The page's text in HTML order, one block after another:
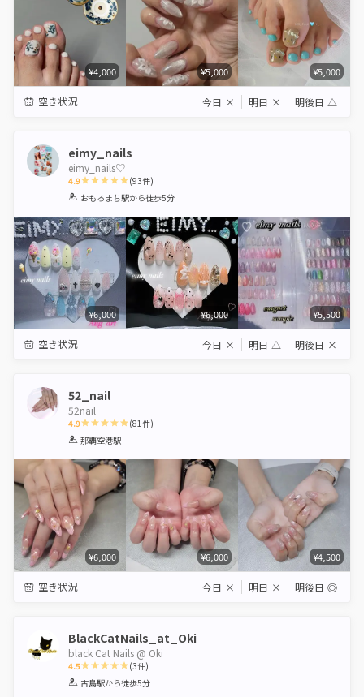
¥4,000 ¥5,000 ¥5,000
空き状況 今日 × 明日 × 明後日 △
eimy_nails
eimy_nails♡
4.9
1 2 3 4 5
(93件)
おもろまち駅から徒歩5分
¥6,000 ¥6,000 ¥5,500
空き状況 今日 × 明日 △ 明後日 ×
52_nail
52nail
4.9
1 2 3 4 5
(81件)
那覇空港駅
¥6,000 ¥6,000 ¥4,500
空き状況 今日 × 明日 × 明後日 ◎
BlackCatNails_at_Oki
black Cat Nails @ Oki
4.5
1 2 3 4 5
(3件)
古島駅から徒歩5分